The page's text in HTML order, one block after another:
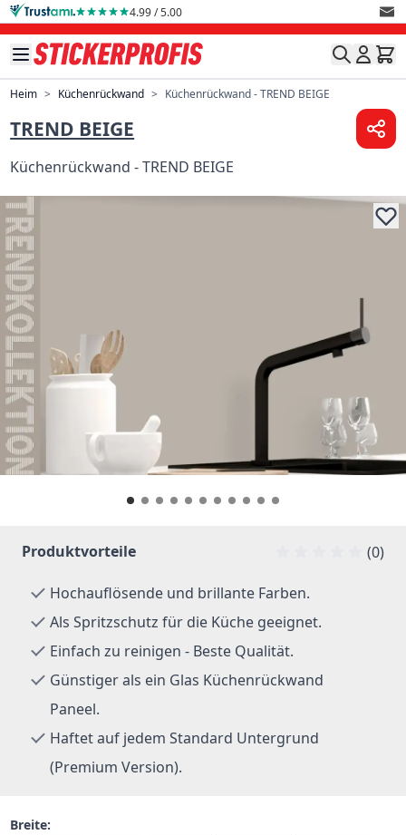
Direkt zum Inhalt 4.99 / 5.00
Heim > Küchenrückwand > Küchenrückwand - TREND BEIGE
TREND BEIGE
Küchenrückwand - TREND BEIGE
Produktvorteile (0)
Hochauflösende und brillante Farben.
Als Spritzschutz für die Küche geeignet.
Einfach zu reinigen - Beste Qualität.
Günstiger als ein Glas Küchenrückwand
Paneel.
Haftet auf jedem Standard Untergrund
(Premium Version).
Breite: